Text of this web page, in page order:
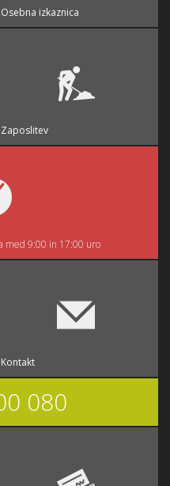
Osebna izkaznica
Zaposlitev
med 9:00 in 17:00 uro
Kontakt
080